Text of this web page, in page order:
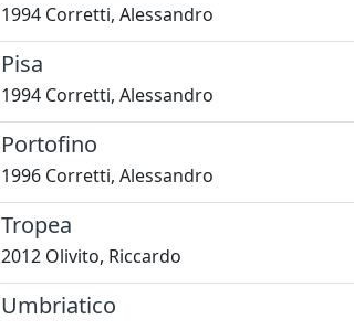
1994 Corretti, Alessandro
Pisa
1994 Corretti, Alessandro
Portofino
1996 Corretti, Alessandro
Tropea
2012 Olivito, Riccardo
Umbriatico